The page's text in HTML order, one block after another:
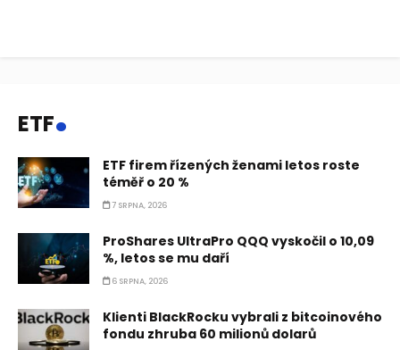
ETF.
ETF firem řízených ženami letos roste
téměř o 20 %
7 SRPNA, 2026
ProShares UltraPro QQQ vyskočil o 10,09
%, letos se mu daří
6 SRPNA, 2026
Klienti BlackRocku vybrali z bitcoinového
fondu zhruba 60 milionů dolarů